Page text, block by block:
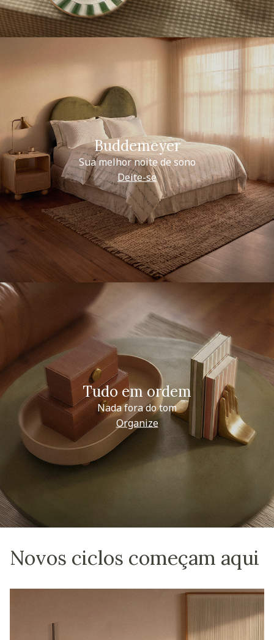
Buddemeyer
Sua melhor noite de sono
Deite-se
Tudo em ordem
Nada fora do tom
Organize
Novos ciclos começam aqui